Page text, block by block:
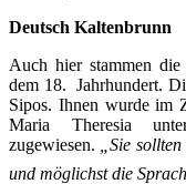
Deutsch Kaltenbrunn
Auch hier stammen
dem 18. Jahrhundert.
Sipos. Ihnen wurde im
Maria Theresia
zugewiesen.
„Sie
und möglichst die